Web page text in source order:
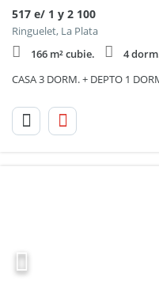
517 e/ 1 y 2 100
Ringuelet, La Plata
166 m² cubie.
4
CASA 3 DORM. + DEPTO 1